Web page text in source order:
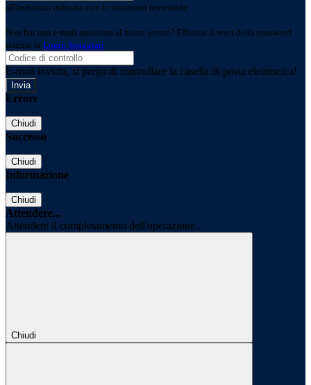
all'indirizzo indicato con le istruzioni necessarie.
Non hai una e-mail associata al nome utente? Effettua il reset della password
tramite la Login Spaggiari
E-mail inviata, si prega di controllare la casella di posta elettronica!
Errore
Chiudi
Successo
Chiudi
Informazione
Chiudi
Attendere...
Attendere il completamento dell'operazione...
Chiudi